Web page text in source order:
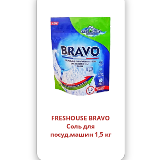
FRESHOUSE BRAVO
Соль для
посуд.машин 1,5 кг